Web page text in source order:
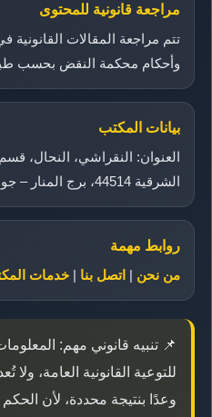
مراجعة قانونية للمحتوى
تتم مراجعة المقالات
وأحكام محكمة النقض بحسب
بيانات المكتب
العنوان: النقراشي، النحال،
الشرقية 44514، برج المنار – جوار شوادر الخشب.
روابط مهمة
من نحن | اتصل بنا | خدمات
📌 تنبيه قانوني مهم:
للتوعية القانونية العامة، ولا
وعدًا بنتيجة محددة، لأن